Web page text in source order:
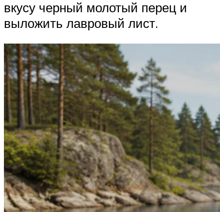
вкусу черный молотый перец и
выложить лавровый лист.